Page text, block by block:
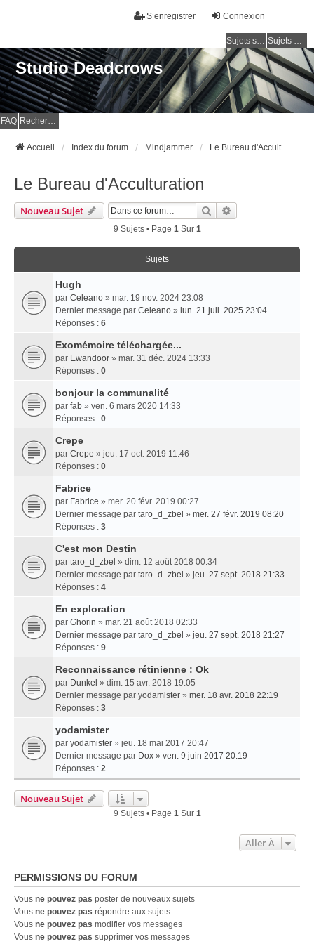
Connexion
S’enregistrer
Sujets sans réponse Sujets actifs
Studio Deadcrows
FAQ Rechercher
Accueil Index du forum Mindjammer Le Bureau d'Acculturation
Le Bureau d'Acculturation
Nouveau Sujet Rechercher
9 Sujets • Page 1Sur 1
Sujets
Hugh
par Celeano » mar. 19 nov. 2024 23:08
Dernier message par Celeano » lun. 21 juil. 2025 23:04
Réponses : 6
Exomémoire téléchargée...
par Ewandoor » mar. 31 déc. 2024 13:33
Réponses : 0
bonjour la communalité
par fab » ven. 6 mars 2020 14:33
Réponses : 0
Crepe
par Crepe » jeu. 17 oct. 2019 11:46
Réponses : 0
Fabrice
par Fabrice » mer. 20 févr. 2019 00:27
Dernier message par taro_d_zbel » mer. 27 févr. 2019 08:20
Réponses : 3
C'est mon Destin
par taro_d_zbel » dim. 12 août 2018 00:34
Dernier message par taro_d_zbel » jeu. 27 sept. 2018 21:33
Réponses : 4
En exploration
par Ghorin » mar. 21 août 2018 02:33
Dernier message par taro_d_zbel » jeu. 27 sept. 2018 21:27
Réponses : 9
Reconnaissance rétinienne : Ok
par Dunkel » dim. 15 avr. 2018 19:05
Dernier message par yodamister » mer. 18 avr. 2018 22:19
Réponses : 3
yodamister
par yodamister » jeu. 18 mai 2017 20:47
Dernier message par Dox » ven. 9 juin 2017 20:19
Réponses : 2
Nouveau Sujet
9 Sujets • Page 1Sur 1
Aller À
PERMISSIONS DU FORUM
Vous ne pouvez pas poster de nouveaux sujets
Vous ne pouvez pas répondre aux sujets
Vous ne pouvez pas modifier vos messages
Vous ne pouvez pas supprimer vos messages